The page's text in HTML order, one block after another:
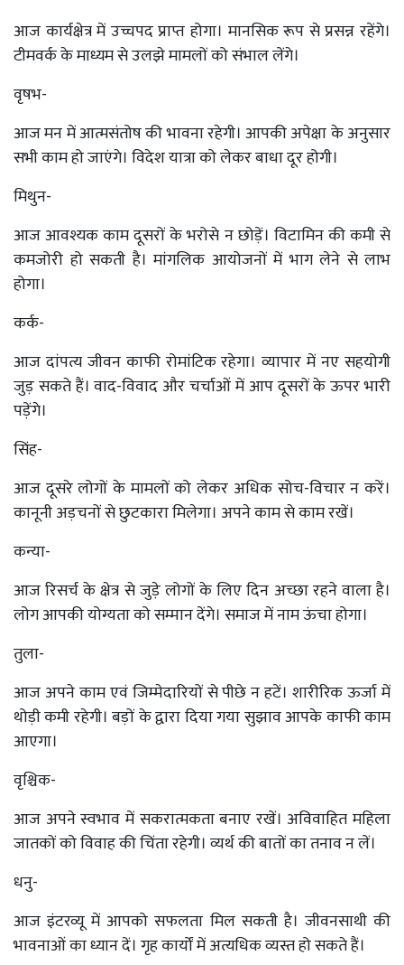
आज कार्यक्षेत्र में उच्चपद प्राप्त होगा। मानसिक रूप से प्रसन्न रहेंगे।
टीमवर्क के माध्यम से उलझे मामलों को संभाल लेंगे।
वृषभ-
आज मन में आत्मसंतोष की भावना रहेगी। आपकी अपेक्षा के अनुसार
सभी काम हो जाएंगे। विदेश यात्रा को लेकर बाधा दूर होगी।
मिथुन-
आज आवश्यक काम दूसरों के भरोसे न छोड़ें। विटामिन की कमी से
कमजोरी हो सकती है। मांगलिक आयोजनों में भाग लेने से लाभ
होगा।
कर्क-
आज दांपत्य जीवन काफी रोमांटिक रहेगा। व्यापार में नए सहयोगी
जुड़ सकते हैं। वाद-विवाद और चर्चाओं में आप दूसरों के ऊपर भारी
पड़ेंगे।
सिंह-
आज दूसरे लोगों के मामलों को लेकर अधिक सोच-विचार न करें।
कानूनी अड़चनों से छुटकारा मिलेगा। अपने काम से काम रखें।
कन्या-
आज रिसर्च के क्षेत्र से जुड़े लोगों के लिए दिन अच्छा रहने वाला है।
लोग आपकी योग्यता को सम्मान देंगे। समाज में नाम ऊंचा होगा।
तुला-
आज अपने काम एवं जिम्मेदारियों से पीछे न हटें। शारीरिक ऊर्जा में
थोड़ी कमी रहेगी। बड़ों के द्वारा दिया गया सुझाव आपके काफी काम
आएगा।
वृश्चिक-
आज अपने स्वभाव में सकरात्मकता बनाए रखें। अविवाहित महिला
जातकों को विवाह की चिंता रहेगी। व्यर्थ की बातों का तनाव न लें।
धनु-
आज इंटरव्यू में आपको सफलता मिल सकती है। जीवनसाथी की
भावनाओं का ध्यान दें। गृह कार्यों में अत्यधिक व्यस्त हो सकते हैं।